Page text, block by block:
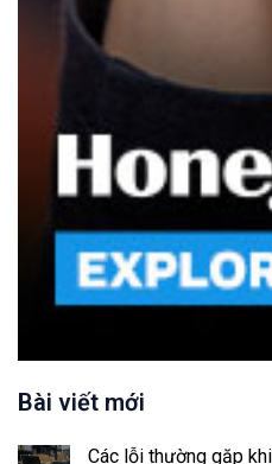
Bài viết mới
Các lỗi thường gặp